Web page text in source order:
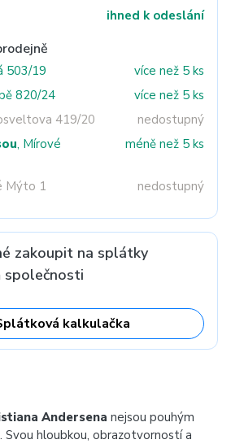
ihned k odeslání
503/19
více než 5 ks
820/24
více než 5 ks
419/20
nedostupný
, Mírové
méně než 5 ks
Mýto 1 nedostupný
zakoupit na splátky
kalkulačka
Andersena nejsou pouhým
Svou hloubkou, obrazotvorností a